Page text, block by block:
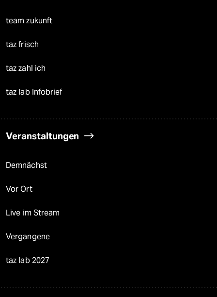
team zukunft
taz frisch
taz zahl ich
taz lab Infobrief
Veranstaltungen
Demnächst
Vor Ort
Live im Stream
Vergangene
taz lab 2027